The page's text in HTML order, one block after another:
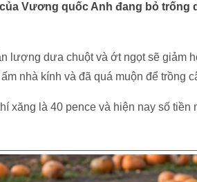
Vương quốc Anh đang bỏ trống
lượng dưa chuột và ớt ngọt sẽ giảm
nhà kính và đã quá muộn để trồng
xăng là 40 pence và hiện nay số tiền